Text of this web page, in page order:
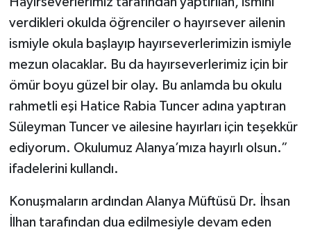
verdikleri okulda öğrenciler o hayırsever ailenin
ismiyle okula başlayıp hayırseverlerimizin ismiyle
mezun olacaklar. Bu da hayırseverlerimiz için bir
ömür boyu güzel bir olay. Bu anlamda bu okulu
rahmetli eşi Hatice Rabia Tuncer adına yaptıran
Süleyman Tuncer ve ailesine hayırları için teşekkür
ediyorum. Okulumuz Alanya’mıza hayırlı olsun.”
ifadelerini kullandı.
Konuşmaların ardından Alanya Müftüsü Dr. İhsan
İlhan tarafından dua edilmesiyle devam eden